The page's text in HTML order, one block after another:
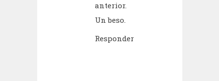
anterior.
Un beso.
Responder